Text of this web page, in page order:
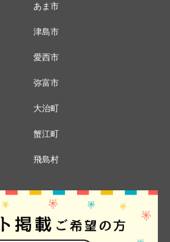
あま市
津島市
愛西市
弥富市
大治町
蟹江町
飛島村